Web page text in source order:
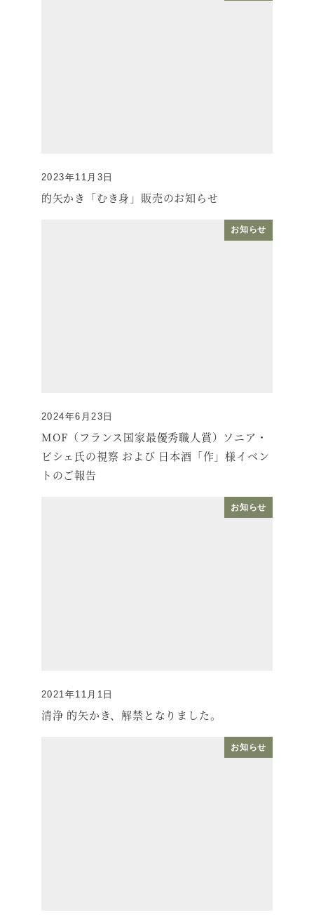
的矢かき「むき身」販売のお知らせ
2023年11月3日
お知らせ
MOF（フランス国家最優秀職人賞）ソニア・
ビシェ氏の視察 および 日本酒「作」様イベン
トのご報告
2024年6月23日
お知らせ
清浄 的矢かき、解禁となりました。
2021年11月1日
お知らせ